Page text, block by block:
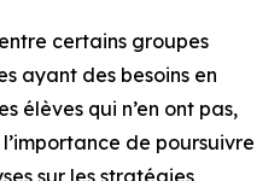
certains groupes
ayant des besoins en
élèves qui n’en ont pas,
de poursuivre
sur les stratégies